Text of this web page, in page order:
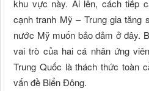
khu vực này. Ai lên, cách tiếp
cạnh tranh Mỹ – Trung gia tăng
nước Mỹ muốn bảo đảm ở đây.
vai trò của hai cá nhân ứng
Trung Quốc là thách thức toàn
vấn đề Biển Đông.